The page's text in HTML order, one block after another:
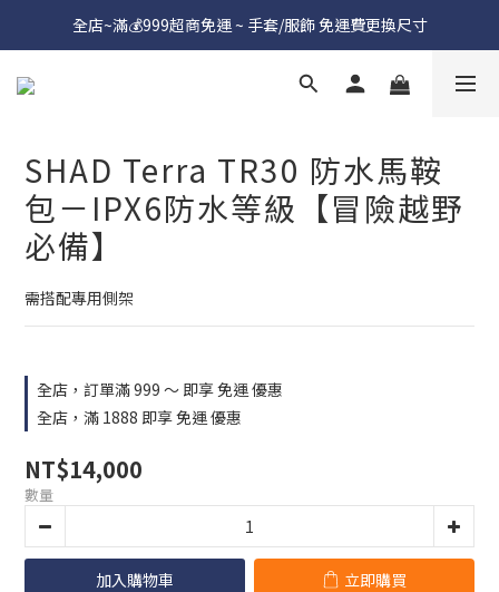
全店~滿💰999超商免運 ~ 手套/服飾 免運費更換尺寸
SHAD Terra TR30 防水馬鞍
包－IPX6防水等級【冒險越野
必備】
需搭配專用側架
全店，訂單滿 999 ～ 即享 免運 優惠
全店，滿 1888 即享 免運 優惠
NT$14,000
數量
加入購物車 立即購買